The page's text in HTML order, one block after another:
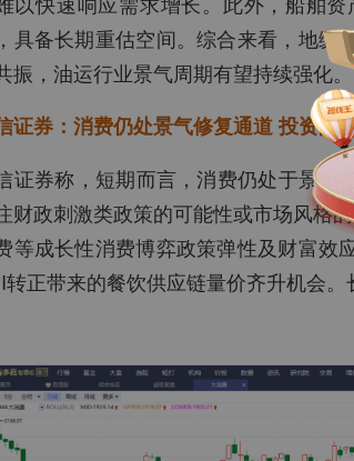
具备长期重估空间。综合来看，地缘
振，油运行业景气周期有望持续强化。
证券：消费仍处景气修复通道投资配
证券称，短期而言，消费仍处于景气
财政刺激类政策的可能性或市场风格
等成长性消费博弈政策弹性及财富效
转正带来的餐饮供应链量价齐升机会